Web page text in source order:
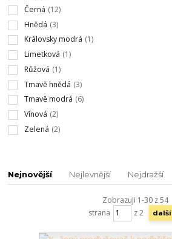
Černá (12)
Hnědá (3)
Královsky modrá (1)
Limetková (1)
Růžová (1)
Tmavě hnědá (3)
Tmavě modrá (6)
Vínová (2)
Zelená (2)
Nejnovější Nejlevnější Nejdražší
Zobrazuji 1-30 z 54
strana
z 2 další